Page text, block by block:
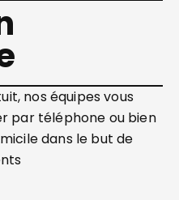
nos équipes vous
par téléphone ou bien
dans le but de